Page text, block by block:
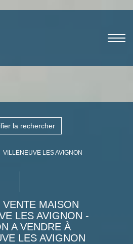
la rechercher
VILLENEUVE LES AVIGNON
VENTE MAISON
LES AVIGNON -
A VENDRE À
LES AVIGNON